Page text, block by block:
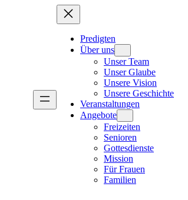
Predigten
Über uns
Unser Team
Unser Glaube
Unsere Vision
Unsere Geschichte
Veranstaltungen
Angebote
Freizeiten
Senioren
Gottesdienste
Mission
Für Frauen
Familien